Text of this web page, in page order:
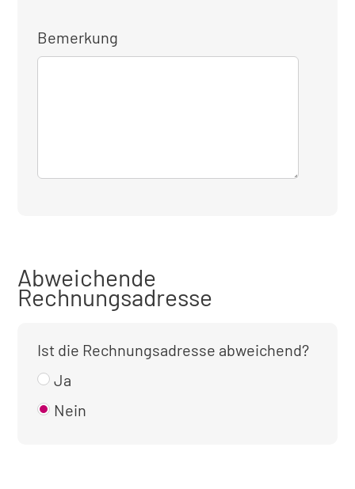
Bemerkung
Abweichende
Rechnungsadresse
Ist die Rechnungsadresse abweichend?
Ja
Nein